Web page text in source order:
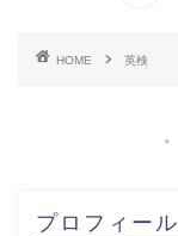
HOME 英検
プロフィール